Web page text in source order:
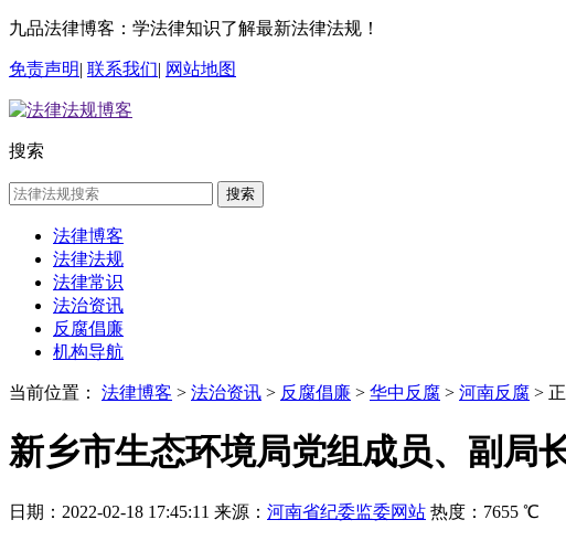
九品法律博客：学法律知识了解最新法律法规！
免责声明| 联系我们| 网站地图
搜索
搜索
法律博客
法律法规
法律常识
法治资讯
反腐倡廉
机构导航
当前位置： 法律博客 > 法治资讯 > 反腐倡廉 > 华中反腐 > 河南反腐 >
新乡市生态环境局党组成员、副局
日期： 2022-02-18 17:45:11 来源： 河南省纪委监委网站 热度： 7655 ℃